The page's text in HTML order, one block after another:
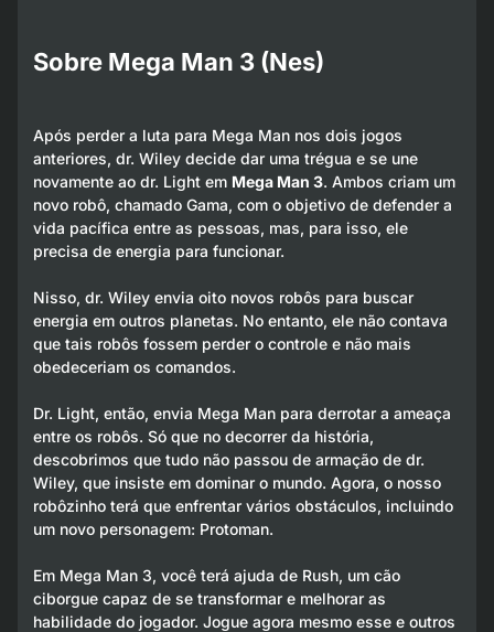
Sobre Mega Man 3 (Nes)
Após perder a luta para Mega Man nos dois jogos
anteriores, dr. Wiley decide dar uma trégua e se une
novamente ao dr. Light em Mega Man 3. Ambos criam um
novo robô, chamado Gama, com o objetivo de defender a
vida pacífica entre as pessoas, mas, para isso, ele
precisa de energia para funcionar.
Nisso, dr. Wiley envia oito novos robôs para buscar
energia em outros planetas. No entanto, ele não contava
que tais robôs fossem perder o controle e não mais
obedeceriam os comandos.
Dr. Light, então, envia Mega Man para derrotar a ameaça
entre os robôs. Só que no decorrer da história,
descobrimos que tudo não passou de armação de dr.
Wiley, que insiste em dominar o mundo. Agora, o nosso
robôzinho terá que enfrentar vários obstáculos, incluindo
um novo personagem: Protoman.
Em Mega Man 3, você terá ajuda de Rush, um cão
ciborgue capaz de se transformar e melhorar as
habilidade do jogador. Jogue agora mesmo esse e outros